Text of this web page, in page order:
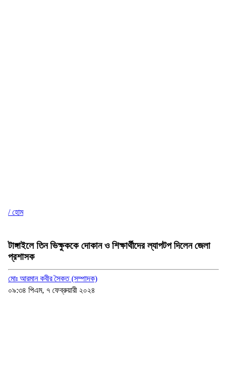
/ হোম
টাঙ্গাইলে তিন ভিক্ষুককে দোকান ও শিক্ষার্থীদের ল্যাপটপ দিলেন জেলা
প্রশাসক
মোঃ আরমান কবীর সৈকত (সম্পাদক)
০৯:৩৪ পিএম, ৭ ফেব্রুয়ারী ২০২৪